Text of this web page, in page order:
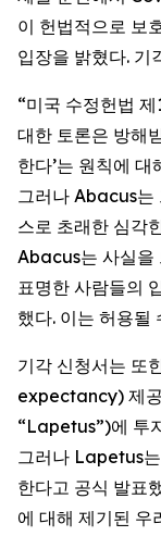
이 헌법적으로 보
입장을 밝혔다. 기
“미국 수정헌법
대한 토론은 방해
한다’는 원칙에
그러나 Abacus는
스로 초래한 심각
Abacus는 사실을
표명한 사람들의
했다. 이는 허용될
기각 신청서는 또
expectancy) 제
“Lapetus”)에 투
그러나 Lapetus
한다고 공식 발표
에 대해 제기된